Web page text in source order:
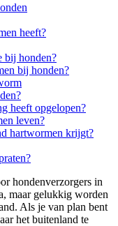
heeft?
bij honden?
bij honden?
heeft opgelopen?
leven?
hartwormen krijgt?
hondenverzorgers in
maar gelukkig worden
Als je van plan bent
het buitenland te